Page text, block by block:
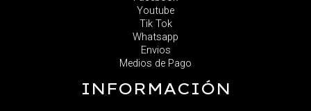
Youtube
Tik Tok
Whatsapp
Envios
Medios de Pago
INFORMACIÓN